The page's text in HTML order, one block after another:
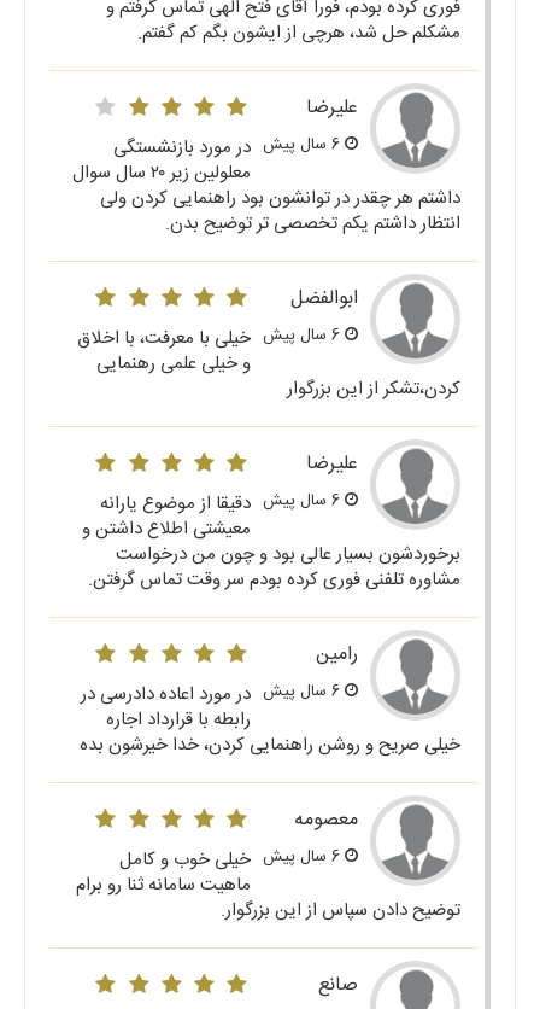
فوری کرده بودم، فورا آقای فتح الهی تماس گرفتم و
مشکلم حل شد، هرچی از ایشون بگم کم گفتم.
علیرضا
در مورد بازنشستگی
معلولین زیر ۲۰ سال سوال
داشتم هر چقدر در توانشون بود راهنمایی کردن ولی
انتظار داشتم یکم تخصصی تر توضیح بدن.
ابوالفضل
خیلی با معرفت، با اخلاق
و خیلی علمی رهنمایی
کردن،تشکر از این بزرگوار
علیرضا
دقیقا از موضوع یارانه
معیشتی اطلاع داشتن و
برخوردشون بسیار عالی بود و چون من درخواست
مشاوره تلفنی فوری کرده بودم سر وقت تماس گرفتن.
رامین
در مورد اعاده دادرسی در
رابطه با قرارداد اجاره
خیلی صریح و روشن راهنمایی کردن، خدا خیرشون بده
معصومه
خیلی خوب و کامل
ماهیت سامانه ثنا رو برام
توضیح دادن سپاس از این بزرگوار.
صانع